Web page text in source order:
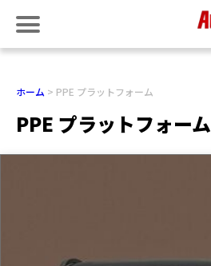
ホーム PPE プラットフォーム
PPE プラットフォーム